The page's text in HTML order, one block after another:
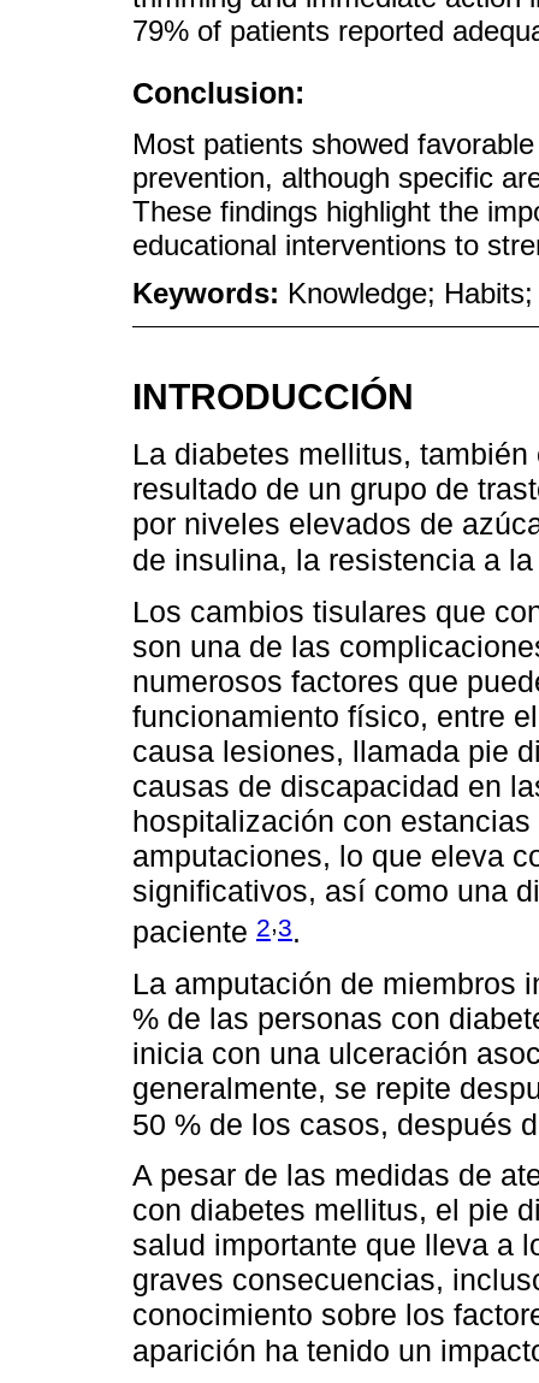
79% of patients reported
Conclusion:
Most patients showed
prevention, although specific
These findings highlight the
educational interventions to
Keywords: Knowledge;
INTRODUCCIÓN
La diabetes mellitus,
resultado de un grupo de
por niveles elevados de
de insulina, la resistencia a
Los cambios tisulares que
son una de las
numerosos factores que
funcionamiento físico, entre
causa lesiones, llamada pie
causas de discapacidad en
hospitalización con
amputaciones, lo que eleva
significativos, así como una
paciente 2,3.
La amputación de miembros
% de las personas con
inicia con una ulceración
generalmente, se repite
50 % de los casos, después
A pesar de las medidas de
con diabetes mellitus, el pie
salud importante que lleva a
graves consecuencias,
conocimiento sobre los
aparición ha tenido un